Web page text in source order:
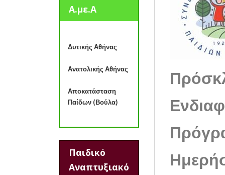
Α.με.Α
Δυτικής Αθήνας
Ανατολικής Αθήνας
Αποκατάσταση
Παίδων (Βούλα)
Παιδικό
Αναπτυξιακό